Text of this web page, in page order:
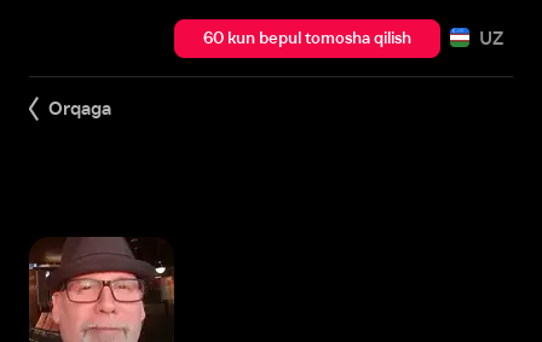
60 kun bepul tomosha qilish UZ
Orqaga